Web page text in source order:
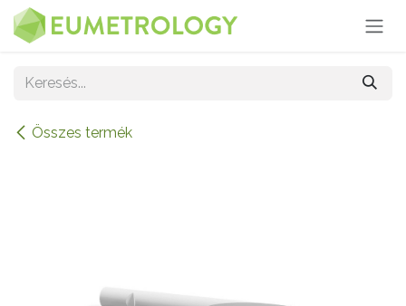
Kihagyás és továbblépés a tartalomhoz
Összes termék